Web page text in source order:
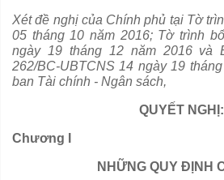
Xét đề nghị của Chính phủ tại Tờ
05 tháng 10 năm 2016; Tờ trình
ngày 19 tháng 12 năm 2016 và
262/BC-UBTCNS 14 ngày 19
ban Tài chính - Ngân sách,
QUYẾT NGHỊ:
Chương I
NHỮNG QUY ĐỊNH